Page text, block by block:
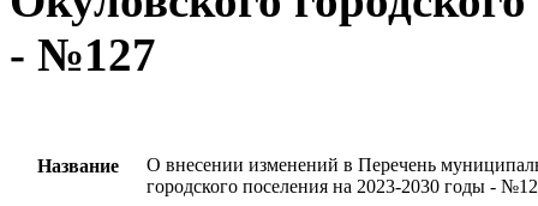
- №127
Название
О внесении изменений в Перечень
городского поселения на 2023-2030 годы -